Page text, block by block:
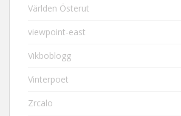
Världen Österut
viewpoint-east
Vikboblogg
Vinterpoet
Zrcalo